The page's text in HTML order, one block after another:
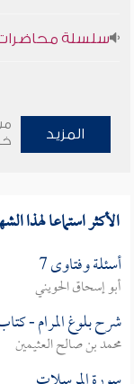
سلسلة محاضرات
المزيد
الأكثر استماعا لهذا
أسئلة وفتاوى 7
أبو إسحاق الحويني
شرح بلوغ المرام - كتاب
محمد بن صالح العثيمين